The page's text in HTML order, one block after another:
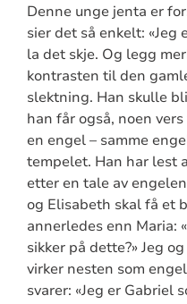
Denne unge jenta er
sier det så enkelt: «Jeg
la det skje. Og legg
kontrasten til den
slektning. Han skulle
han får også, noen
en engel – samme
tempelet. Han har lest
etter en tale av
og Elisabeth skal få et
annerledes enn Maria:
sikker på dette?» Jeg
virker nesten som
svarer: «Jeg er Gabriel